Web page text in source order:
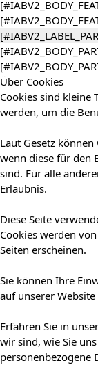
Über Cookies
Cookies sind kleine
werden, um die
Laut Gesetz
wenn diese für den
sind. Für alle
Erlaubnis.
Diese Seite
Cookies werden
Seiten erscheinen.
Sie können Ihre
auf unserer
Erfahren Sie in
wir sind, wie Sie
personenbezogene